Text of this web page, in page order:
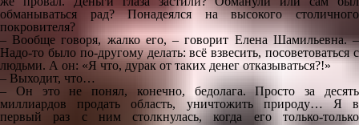
обманываться рад? Понадеялся на высокого столичного
покровителя?
– Вообще говоря, жалко его, – говорит Елена Шамильевна. –
Надо-то было по-другому делать: всё взвесить, посоветоваться с
людьми. А он: «Я что, дурак от таких денег отказываться?!»
– Выходит, что…
– Он это не понял, конечно, бедолага. Просто за десять
миллиардов продать область, уничтожить природу… Я в
первый раз с ним столкнулась, когда его только-только